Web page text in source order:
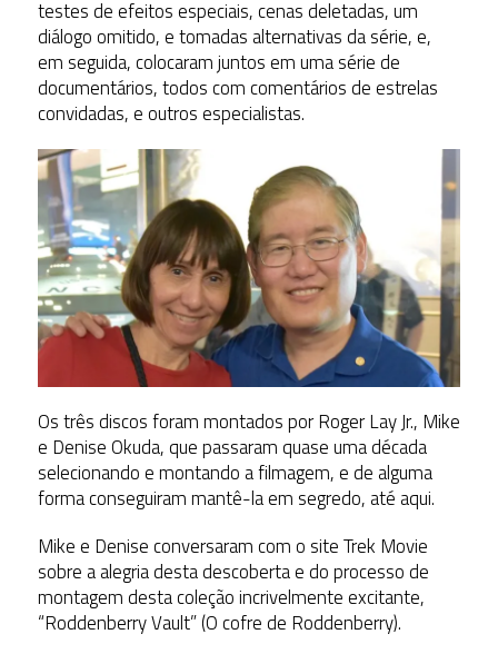
testes de efeitos especiais, cenas deletadas, um
diálogo omitido, e tomadas alternativas da série, e,
em seguida, colocaram juntos em uma série de
documentários, todos com comentários de estrelas
convidadas, e outros especialistas.
Os três discos foram montados por Roger Lay Jr., Mike
e Denise Okuda, que passaram quase uma década
selecionando e montando a filmagem, e de alguma
forma conseguiram mantê-la em segredo, até aqui.
Mike e Denise conversaram com o site Trek Movie
sobre a alegria desta descoberta e do processo de
montagem desta coleção incrivelmente excitante,
“Roddenberry Vault” (O cofre de Roddenberry).